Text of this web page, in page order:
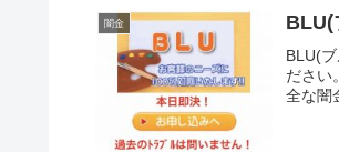
闇金 BLU(
BLU(
ださい
全な闇